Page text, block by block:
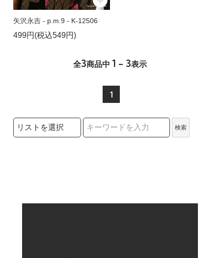
矢沢永吉 - p.m.9 - K-12506
499円(税込549円)
全3商品中 1 - 3表示
1
検索リストの選択
検索